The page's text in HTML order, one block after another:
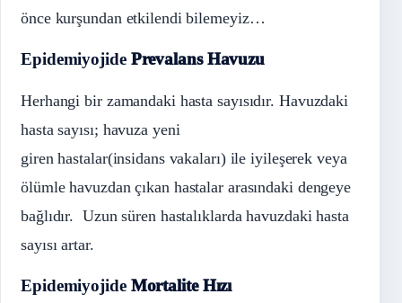
önce kurşundan etkilendi bilemeyiz…
Epidemiyojide Prevalans Havuzu
Herhangi bir zamandaki hasta sayısıdır. Havuzdaki
hasta sayısı; havuza yeni
giren hastalar(insidans vakaları) ile iyileşerek veya
ölümle havuzdan çıkan hastalar arasındaki dengeye
bağlıdır. Uzun süren hastalıklarda havuzdaki hasta
sayısı artar.
Epidemiyojide Mortalite Hızı